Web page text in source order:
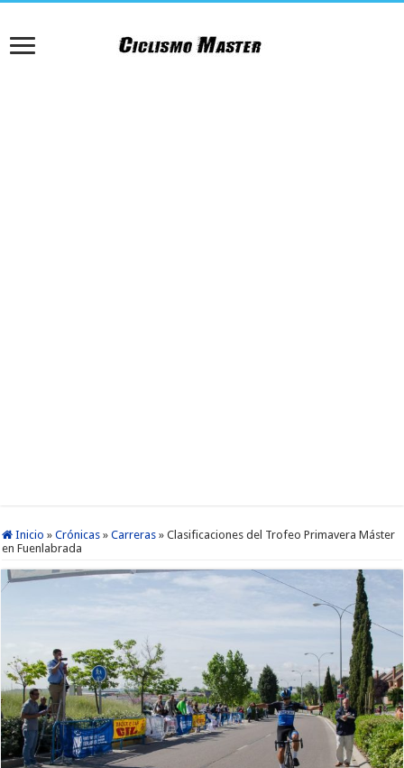
Inicio » Crónicas » Carreras » Clasificaciones del Trofeo Primavera Máster
en Fuenlabrada